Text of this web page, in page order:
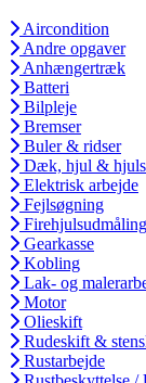
Aircondition
Andre opgaver
Anhængertræk
Batteri
Bilpleje
Bremser
Buler & ridser
Dæk, hjul &
Elektrisk arbejde
Fejlsøgning
Gearkasse
Kobling
Lak- og
Motor
Olieskift
Rudeskift &
Rustarbejde